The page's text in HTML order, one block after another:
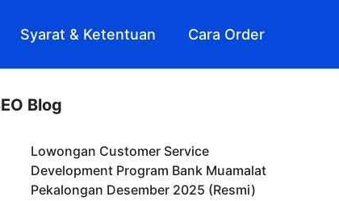
Syarat & Ketentuan Cara Order
Blog
Lowongan Customer Service
Development Program Bank Muamalat
Pekalongan Desember 2025 (Resmi)